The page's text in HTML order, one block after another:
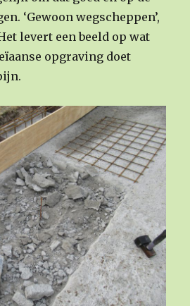
‘Gewoon wegscheppen’,
levert een beeld op wat
opgraving doet